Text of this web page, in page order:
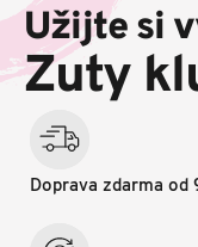
a
í
Užijte si
Zuty
Doprava zdarma od